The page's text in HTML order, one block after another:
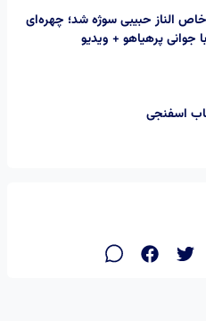
الناز حبیبی سوژه شد؛ چهره‌ای
جوانی پرهیاهو + ویدیو
اسفنجی